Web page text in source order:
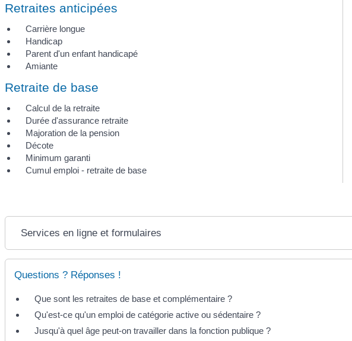
Retraites anticipées
Carrière longue
Handicap
Parent d'un enfant handicapé
Amiante
Retraite de base
Calcul de la retraite
Durée d'assurance retraite
Majoration de la pension
Décote
Minimum garanti
Cumul emploi - retraite de base
Services en ligne et formulaires
Questions ? Réponses !
Que sont les retraites de base et complémentaire ?
Qu'est-ce qu'un emploi de catégorie active ou sédentaire ?
Jusqu'à quel âge peut-on travailler dans la fonction publique ?